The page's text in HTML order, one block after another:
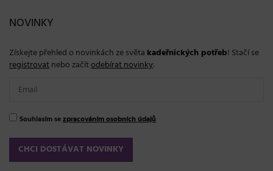
NOVINKY
Získejte přehled o novinkách ze světa kadeřnických potřeb! Stačí se
registrovatnebo začítodebírat novinky:
Souhlasím sezpracováním osobních údajů